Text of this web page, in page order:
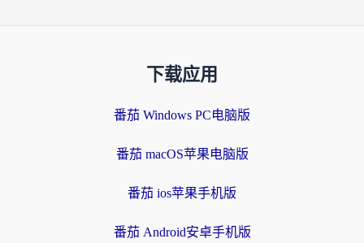
下载应用
番茄 Windows PC电脑版
番茄 macOS苹果电脑版
番茄 ios苹果手机版
番茄 Android安卓手机版